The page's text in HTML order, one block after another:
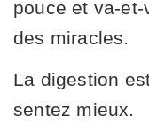
pouce et va-
des miracles.
La digestion
sentez mieux.